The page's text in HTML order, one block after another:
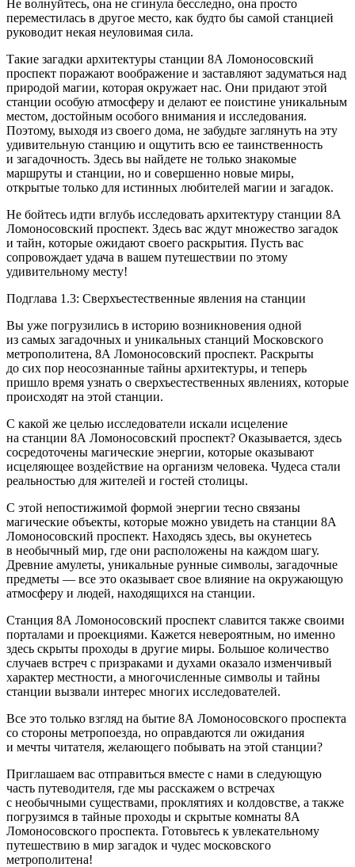
Не волнуйтесь, она не сгинула бесследно, она просто
переместилась в другое место, как будто бы самой станцией
руководит некая неуловимая сила.
Такие загадки архитектуры станции 8А Ломоносовский
проспект поражают воображение и заставляют задуматься над
природой магии, которая окружает нас. Они придают этой
станции особую атмосферу и делают ее поистине уникальным
местом, достойным особого внимания и исследования.
Поэтому, выходя из своего дома, не забудьте заглянуть на эту
удивительную станцию и ощутить всю ее таинственность
и загадочность. Здесь вы найдете не только знакомые
маршруты и станции, но и совершенно новые миры,
открытые только для истинных любителей магии и загадок.
Не бойтесь идти вглубь исследовать архитектуру станции 8А
Ломоносовский проспект. Здесь вас ждут множество загадок
и тайн, которые ожидают своего раскрытия. Пусть вас
сопровождает удача в вашем путешествии по этому
удивительному месту!
Подглава 1.3: Сверхъестественные явления на станции
Вы уже погрузились в историю возникновения одной
из самых загадочных и уникальных станций Московского
метрополитена, 8А Ломоносовский проспект. Раскрыты
до сих пор неосознанные тайны архитектуры, и теперь
пришло время узнать о сверхъестественных явлениях, которые
происходят на этой станции.
С какой же целью исследователи искали исцеление
на станции 8А Ломоносовский проспект? Оказывается, здесь
сосредоточены магические энергии, которые оказывают
исцеляющее воздействие на организм человека. Чудеса стали
реальностью для жителей и гостей столицы.
С этой непостижимой формой энергии тесно связаны
магические объекты, которые можно увидеть на станции 8А
Ломоносовский проспект. Находясь здесь, вы окунетесь
в необычный мир, где они расположены на каждом шагу.
Древние амулеты, уникальные рунные символы, загадочные
предметы — все это оказывает свое влияние на окружающую
атмосферу и людей, находящихся на станции.
Станция 8А Ломоносовский проспект славится также своими
порталами и проекциями. Кажется невероятным, но именно
здесь скрыты проходы в другие миры. Большое количество
случаев встреч с призраками и духами оказало изменчивый
характер местности, а многочисленные символы и тайны
станции вызвали интерес многих исследователей.
Все это только взгляд на бытие 8А Ломоносовского проспекта
со стороны метропоезда, но оправдаются ли ожидания
и мечты читателя, желающего побывать на этой станции?
Приглашаем вас отправиться вместе с нами в следующую
часть путеводителя, где мы расскажем о встречах
с необычными существами, проклятиях и колдовстве, а также
погрузимся в тайные проходы и скрытые комнаты 8А
Ломоносовского проспекта. Готовьтесь к увлекательному
путешествию в мир загадок и чудес московского
метрополитена!